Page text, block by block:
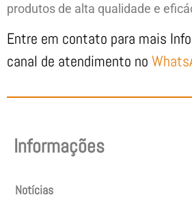
produtos de alta qualidade e
Entre em contato para mais
canal de atendimento no
Informações
Notícias